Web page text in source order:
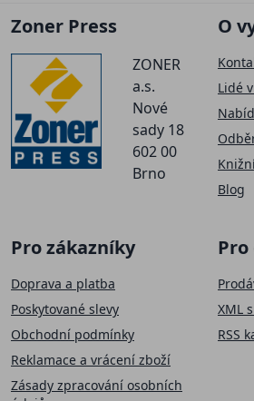
Zoner Press
ZONER
a.s.
Nové
sady 18
602 00
Brno
O
Lidé
Blog
Pro zákazníky
Doprava a platba
Poskytované slevy
Obchodní podmínky
Reklamace a vrácení zboží
Zásady zpracování osobních
XML
RSS